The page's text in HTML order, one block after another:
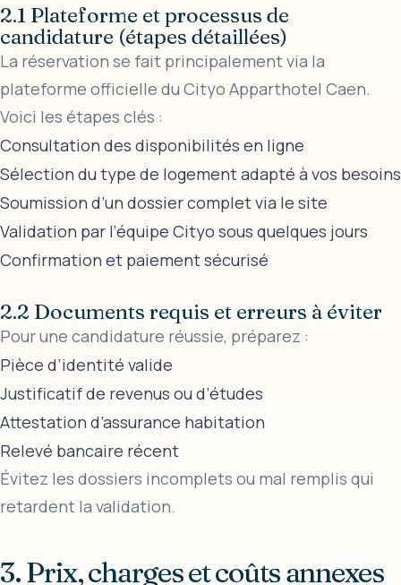
2.1 Plateforme et processus de
candidature (étapes détaillées)
La réservation se fait principalement via la
plateforme officielle du Cityo Apparthotel Caen.
Voici les étapes clés :
Consultation des disponibilités en ligne
Sélection du type de logement adapté à vos besoins
Soumission d’un dossier complet via le site
Validation par l’équipe Cityo sous quelques jours
Confirmation et paiement sécurisé
2.2 Documents requis et erreurs à éviter
Pour une candidature réussie, préparez :
Pièce d’identité valide
Justificatif de revenus ou d’études
Attestation d’assurance habitation
Relevé bancaire récent
Évitez les dossiers incomplets ou mal remplis qui
retardent la validation.
3. Prix, charges et coûts annexes